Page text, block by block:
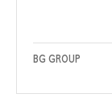
BG GROUP